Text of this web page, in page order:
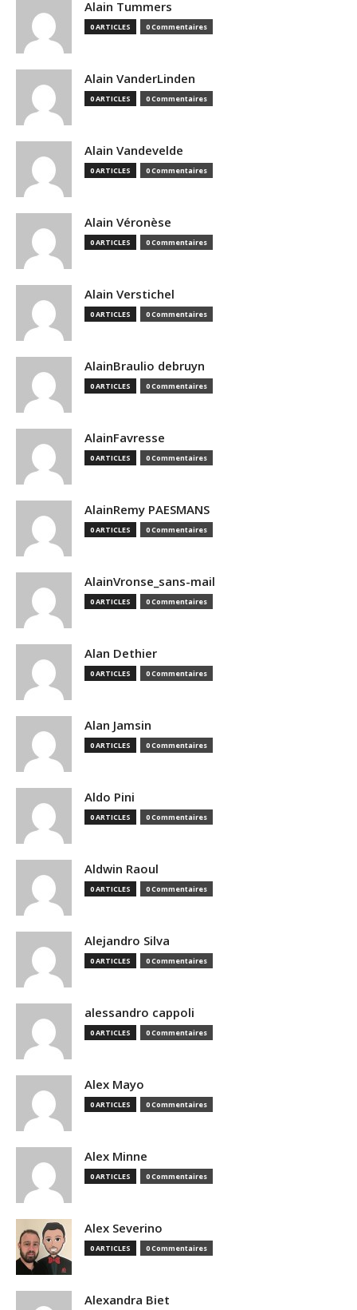
Alain Tummers
0 ARTICLES 0 Commentaires
Alain VanderLinden
0 ARTICLES 0 Commentaires
Alain Vandevelde
0 ARTICLES 0 Commentaires
Alain Véronèse
0 ARTICLES 0 Commentaires
Alain Verstichel
0 ARTICLES 0 Commentaires
AlainBraulio debruyn
0 ARTICLES 0 Commentaires
AlainFavresse
0 ARTICLES 0 Commentaires
AlainRemy PAESMANS
0 ARTICLES 0 Commentaires
AlainVronse_sans-mail
0 ARTICLES 0 Commentaires
Alan Dethier
0 ARTICLES 0 Commentaires
Alan Jamsin
0 ARTICLES 0 Commentaires
Aldo Pini
0 ARTICLES 0 Commentaires
Aldwin Raoul
0 ARTICLES 0 Commentaires
Alejandro Silva
0 ARTICLES 0 Commentaires
alessandro cappoli
0 ARTICLES 0 Commentaires
Alex Mayo
0 ARTICLES 0 Commentaires
Alex Minne
0 ARTICLES 0 Commentaires
Alex Severino
0 ARTICLES 0 Commentaires
Alexandra Biet